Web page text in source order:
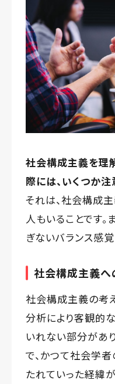
社会構成主義を理
際には、いくつか
それは、社会構成
人もいることです
ぎないバランス感覚
社会構成主義へ
社会構成主義の考
分析により客観的
いれない部分があ
で、かつて社会学
たれていった経緯